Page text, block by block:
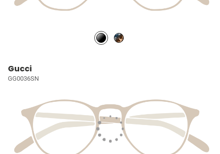
Gucci
GG0036SN